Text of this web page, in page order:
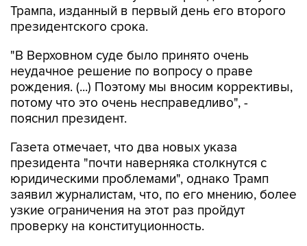
Трампа, изданный в первый день его второго
президентского срока.
"В Верховном суде было принято очень
неудачное решение по вопросу о праве
рождения. (...) Поэтому мы вносим коррективы,
потому что это очень несправедливо", -
пояснил президент.
Газета отмечает, что два новых указа
президента "почти наверняка столкнутся с
юридическими проблемами", однако Трамп
заявил журналистам, что, по его мнению, более
узкие ограничения на этот раз пройдут
проверку на конституционность.